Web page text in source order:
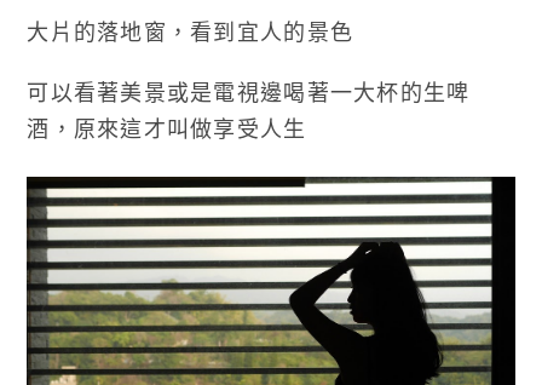
大片的落地窗，看到宜人的景色
可以看著美景或是電視邊喝著一大杯的生啤
酒，原來這才叫做享受人生